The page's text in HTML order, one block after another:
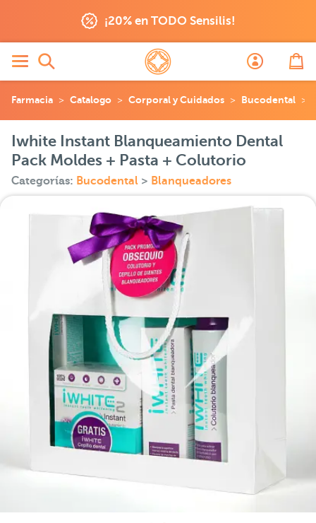
¡20% en TODO Sensilis!
Farmacia Catalogo Corporal y Cuidados Bucodental
Iwhite Instant Blanqueamiento Dental
Pack Moldes + Pasta + Colutorio
Categorías: Bucodental > Blanqueadores